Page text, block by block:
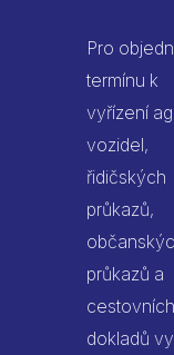
Pro
termínu k
vyřízení
vozidel,
řidičských
průkazů,
průkazů a
cestovních
dokladů